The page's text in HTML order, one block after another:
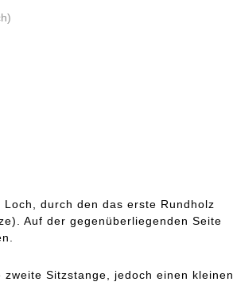
durch den das erste Rundholz
Auf der gegenüberliegenden Seite
Sitzstange, jedoch einen kleinen